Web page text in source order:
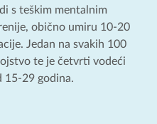
s teškim mentalnim
obično umiru 10-20
Jedan na svakih 100
te je četvrti vodeći
15-29 godina.